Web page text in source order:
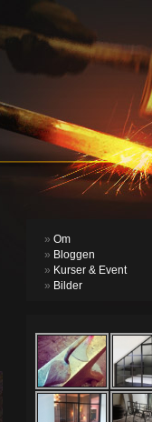
Om
Bloggen
Kurser & Event
Bilder